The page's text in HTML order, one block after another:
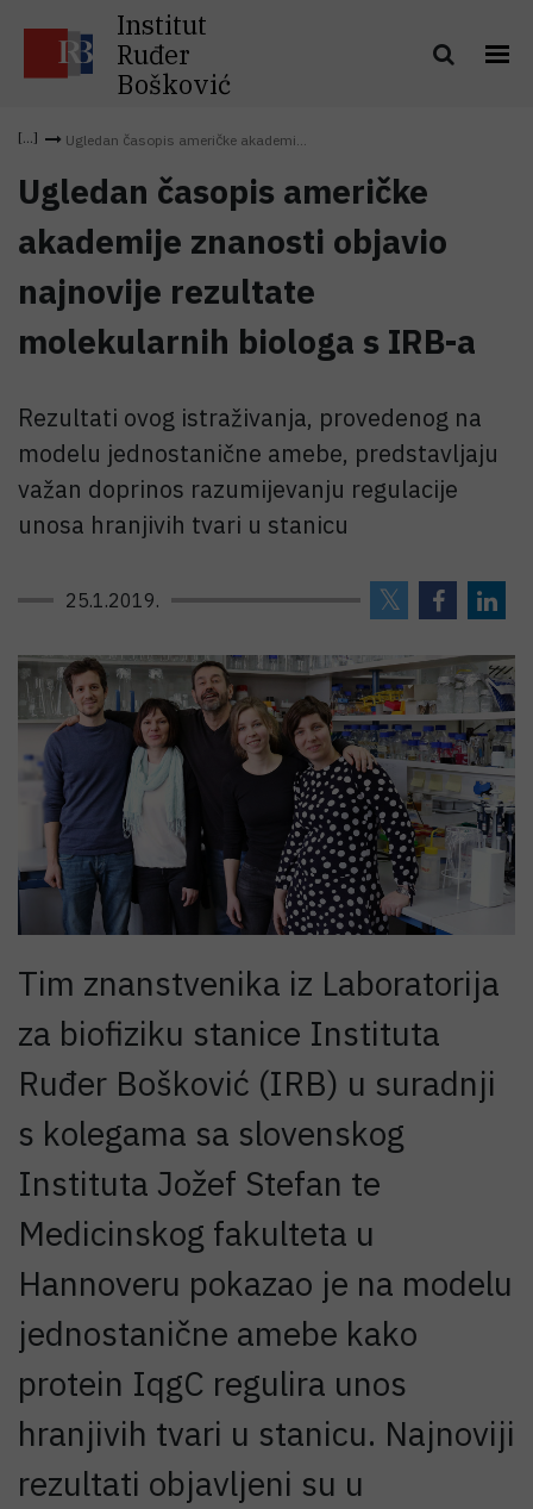
Institut
Ruđer
Bošković
Ugledan časopis američke akademi...
Ugledan časopis američke
akademije znanosti objavio
najnovije rezultate
molekularnih biologa s IRB-a
Rezultati ovog istraživanja, provedenog na
modelu jednostanične amebe, predstavljaju
važan doprinos razumijevanju regulacije
unosa hranjivih tvari u stanicu
25.1.2019.
Tim znanstvenika iz Laboratorija
za biofiziku stanice Instituta
Ruđer Bošković (IRB) u suradnji
s kolegama sa slovenskog
Instituta Jožef Stefan te
Medicinskog fakulteta u
Hannoveru pokazao je na modelu
jednostanične amebe kako
protein IqgC regulira unos
hranjivih tvari u stanicu. Najnoviji
rezultati objavljeni su u